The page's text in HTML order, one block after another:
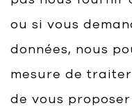
ou si vous
données, nous
mesure de
de vous